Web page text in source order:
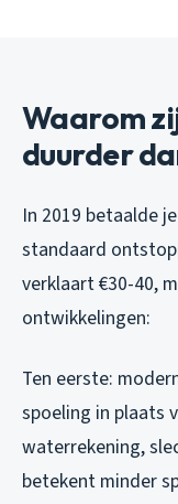
Waarom
duurder
In 2019 betaalde
standaard
verklaart €30-40,
ontwikkelingen:
Ten eerste:
spoeling in plaats
waterrekening,
betekent minder